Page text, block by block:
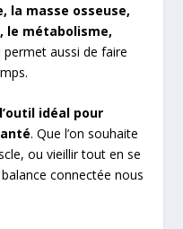
la masse osseuse,
le métabolisme,
permet aussi de faire
l’outil idéal pour
. Que l’on souhaite
ou vieillir tout en se
connectée nous